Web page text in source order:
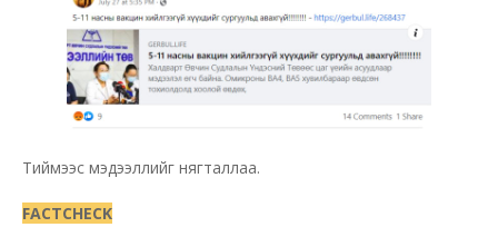
Тиймээс мэдээллийг нягталлаа.
FACTCHECK